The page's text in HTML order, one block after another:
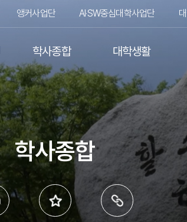
앵커사업단 AI·SW중심대학사업단
학사종합 대학생활
학사종합